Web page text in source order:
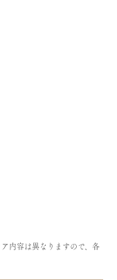
内容は異なりますので、各